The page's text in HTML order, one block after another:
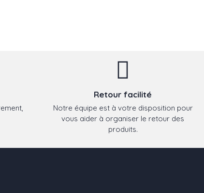
Retour facilité
Notre équipe est à votre disposition pour
vous aider à organiser le retour des
produits.